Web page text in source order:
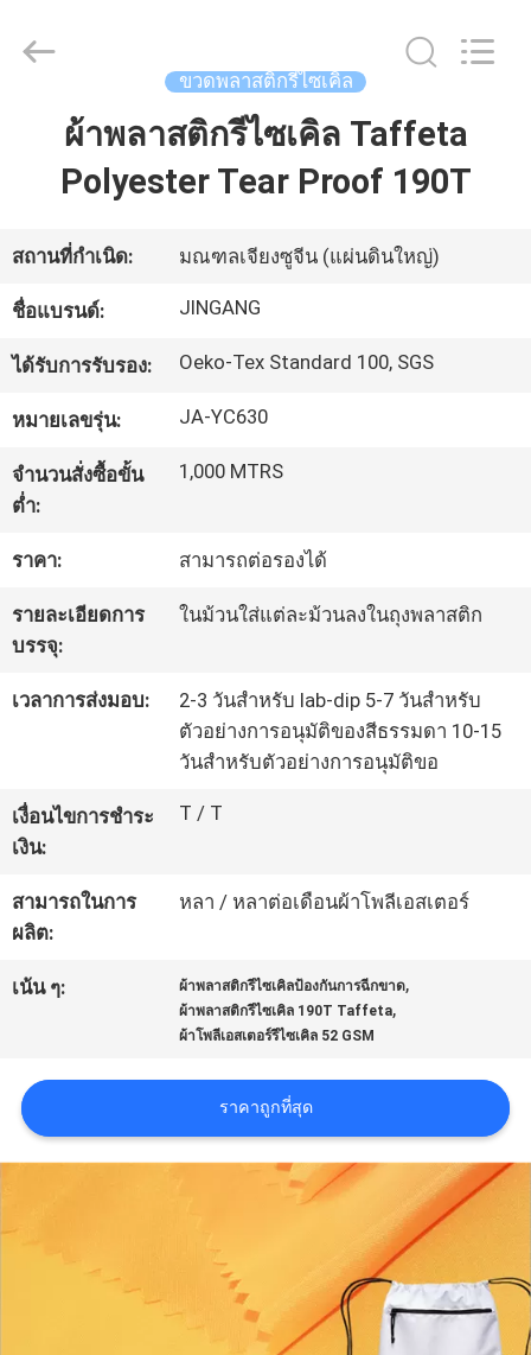
เกี่ยว
กับ
เรา
ทัวร์
โรงงาน
ควบคุม
คุณภาพ
ติดต่อ
เรา
ข่าว
COMPANY
NEWS
แผนผัง
2026
Suzhou
ขวดพลาสติกรีไซเคิล
ผ้าพลาสติกรีไซเคิล Taffeta
Polyester Tear Proof 190T
สถานที่กำเนิด: มณฑลเจียงซูจีน (แผ่นดินใหญ่)
ชื่อแบรนด์: JINGANG
ได้รับการรับรอง: Oeko-Tex Standard 100, SGS
หมายเลขรุ่น: JA-YC630
จำนวนสั่งซื้อขั้น
ต่ำ:
1,000 MTRS
ราคา: สามารถต่อรองได้
รายละเอียดการ
บรรจุ:
ในม้วนใส่แต่ละม้วนลงในถุงพลาสติก
เวลาการส่งมอบ:
2-3 วันสำหรับ lab-dip 5-7 วันสำหรับ
ตัวอย่างการอนุมัติของสีธรรมดา 10-15
วันสำหรับตัวอย่างการอนุมัติขอ
เงื่อนไขการชำระ
เงิน:
T / T
สามารถในการ
ผลิต:
หลา / หลาต่อเดือนผ้าโพลีเอสเตอร์
เน้น ๆ: ผ้าพลาสติกรีไซเคิลป้องกันการฉีกขาด,
ผ้าพลาสติกรีไซเคิล 190T Taffeta,
ผ้าโพลีเอสเตอร์รีไซเคิล 52 GSM
ราคาถูกที่สุด